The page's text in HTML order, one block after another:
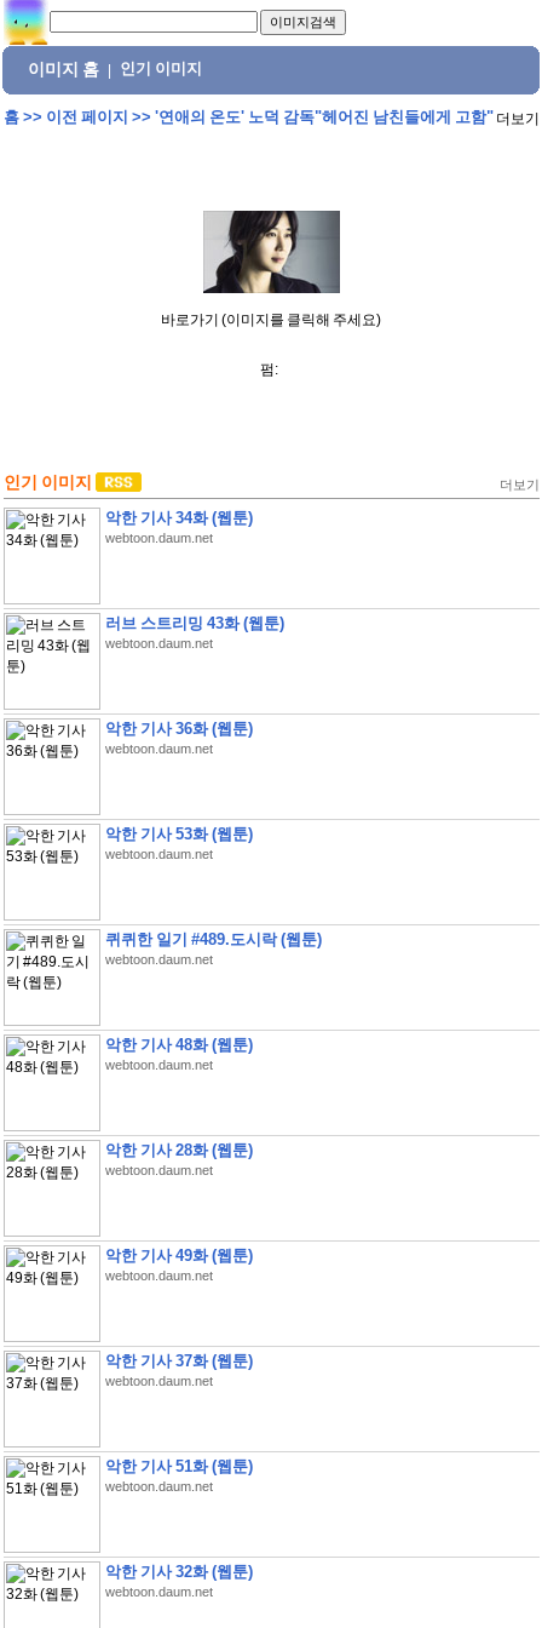
이미지 홈 인기 이미지
홈>> 이전 페이지 >> '연애의 온도' 노덕 감독"헤어진 남친들에게 고함" 더보기
바로가기 (이미지를 클릭해 주세요)
펌:
인기 이미지 더보기
악한 기사 34화 (웹툰)
webtoon.daum.net
러브 스트리밍 43화 (웹툰)
webtoon.daum.net
악한 기사 36화 (웹툰)
webtoon.daum.net
악한 기사 53화 (웹툰)
webtoon.daum.net
퀴퀴한 일기 #489.도시락 (웹툰)
webtoon.daum.net
악한 기사 48화 (웹툰)
webtoon.daum.net
악한 기사 28화 (웹툰)
webtoon.daum.net
악한 기사 49화 (웹툰)
webtoon.daum.net
악한 기사 37화 (웹툰)
webtoon.daum.net
악한 기사 51화 (웹툰)
webtoon.daum.net
악한 기사 32화 (웹툰)
webtoon.daum.net